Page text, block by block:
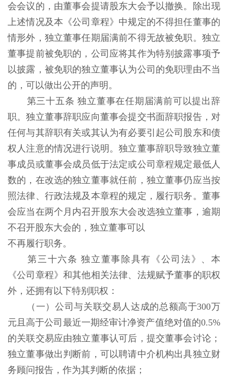
会会议的，由董事会提请股东大会予以撤换。除出现
上述情况及本《公司章程》中规定的不得担任董事的
情形外，独立董事任期届满前不得无故被免职。独立
董事提前被免职的，公司应将其作为特别披露事项予
以披露，被免职的独立董事认为公司的免职理由不当
的，可以做出公开的声明。
第三十五条 独立董事在任期届满前可以提出辞
职。独立董事辞职应向董事会提交书面辞职报告，对
任何与其辞职有关或其认为有必要引起公司股东和债
权人注意的情况进行说明。独立董事辞职导致独立董
事成员或董事会成员低于法定或公司章程规定最低人
数的，在改选的独立董事就任前，独立董事仍应当按
照法律、行政法规及本章程的规定，履行职务。董事
会应当在两个月内召开股东大会改选独立董事，逾期
不召开股东大会的，独立董事可以
不再履行职务。
第三十六条 独立董事除具有《公司法》、本
《公司章程》和其他相关法律、法规赋予董事的职权
外，还拥有以下特别职权：
（一）公司与关联交易人达成的总额高于300万
元且高于公司最近一期经审计净资产值绝对值的0.5%
的关联交易应由独立董事认可后，提交董事会讨论；
独立董事做出判断前，可以聘请中介机构出具独立财
务顾问报告，作为其判断的依据；